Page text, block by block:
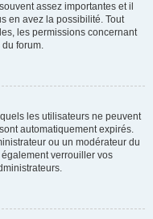
assez importantes et il
en avez la possibilité. Tout
les permissions concernant
forum.
les utilisateurs ne peuvent
automatiquement expirés.
ou un modérateur du
verrouiller vos